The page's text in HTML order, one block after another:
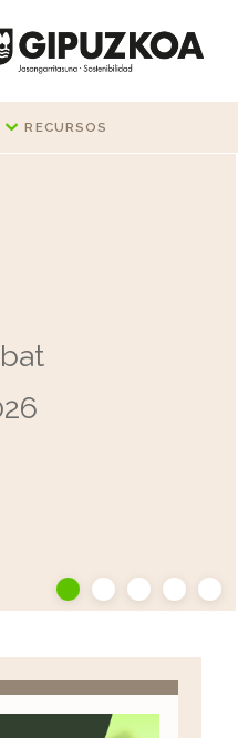
RECURSOS